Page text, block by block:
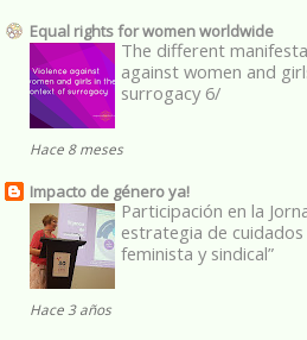
Equal rights for women worldwide
The different
against women and
surrogacy 6/
Hace 8 meses
Impacto de género ya!
Participación en la
estrategia de
feminista y sindical”
Hace 3 años